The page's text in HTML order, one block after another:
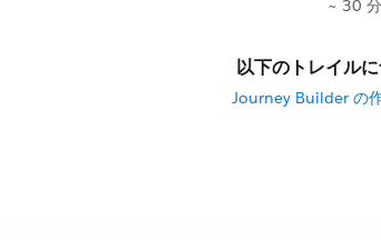
~ 30 分
以下のトレイル
Journey Builder の